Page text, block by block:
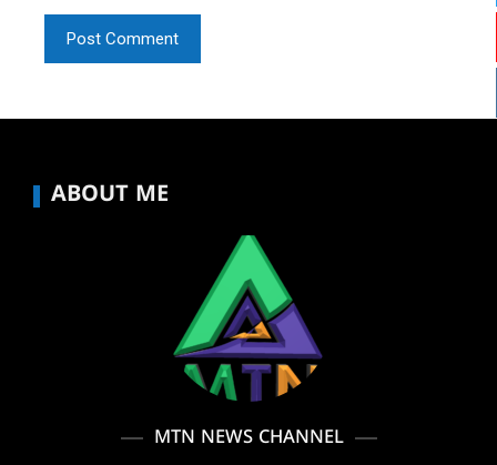
ABOUT ME
MTN NEWS CHANNEL